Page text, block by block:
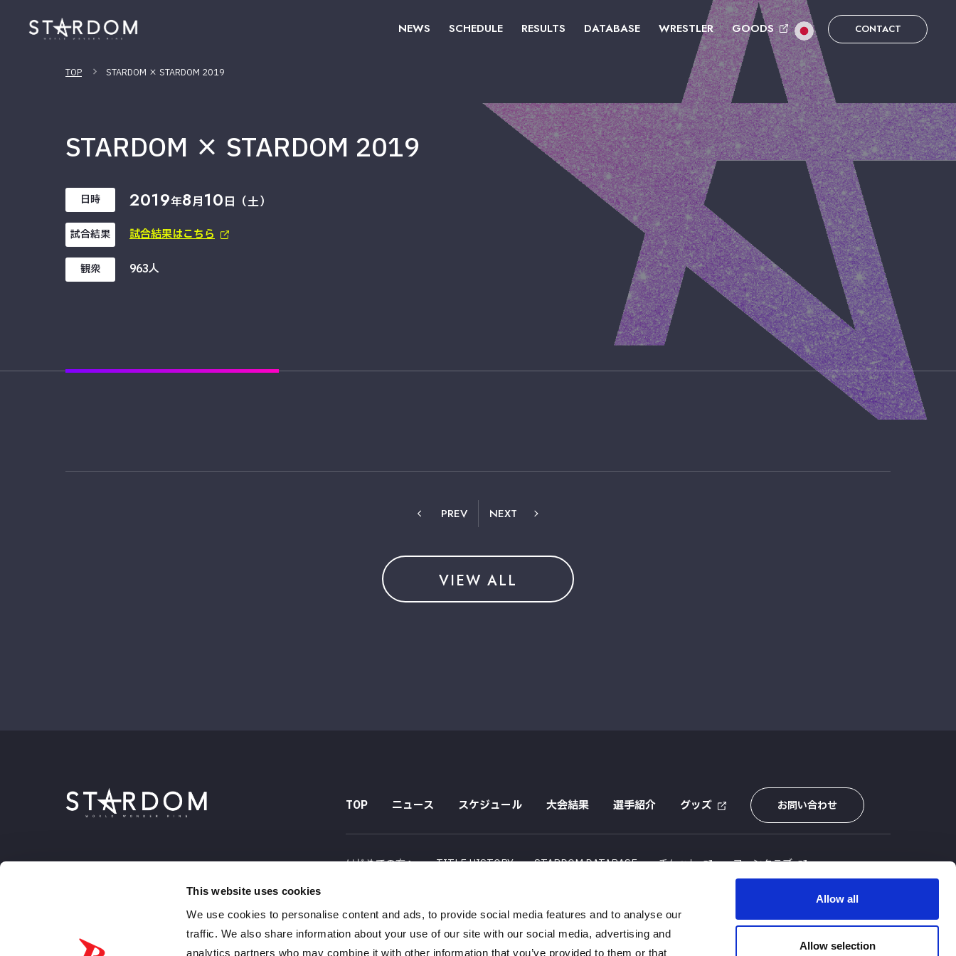
This website uses cookies
We use cookies to personalise content and ads, to provide social media features and to analyse our
traffic. We also share information about your use of our site with our social media, advertising and
analytics partners who may combine it with other information that you’ve provided to them or that
Allow all
Allow selection
NEWS SCHEDULE RESULTS DATABASE WRESTLER GOODS CONTACT
TOP STARDOM × STARDOM 2019
STARDOM × STARDOM 2019
日時 2019年8月10日（土）
試合結果 試合結果はこちら
観衆 963人
PREV NEXT
VIEW ALL
TOP ニュース スケジュール 大会結果 選手紹介 グッズ お問い合わせ
はじめての方へ TITLE HISTORY STARDOM DATABASE チケット ファンクラブ
採用情報